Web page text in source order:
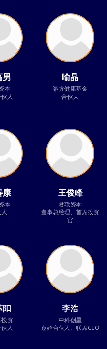
男
本
人
喻晶
幂方健康基金
合伙人
康
本
王俊峰
君联资本
董事总经理、首席投资
官
阳
投资
人
李浩
中科创星
创始合伙人、联席CEO